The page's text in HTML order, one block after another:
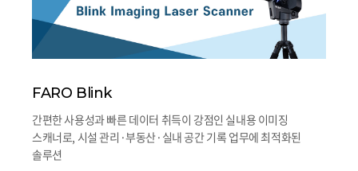
FARO Blink
간편한 사용성과 빠른 데이터 취득이 강점인 실내용 이미징
스캐너로, 시설 관리·부동산·실내 공간 기록 업무에 최적화된
솔루션